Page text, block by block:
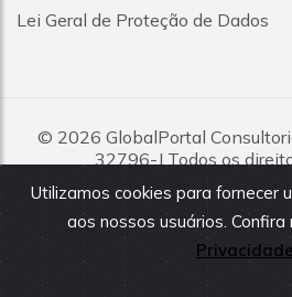
Utilizamos cookies para fornecer
aos nossos usuários. Confira
Lei Geral de Proteção de Dados
© 2026 GlobalPortal
32796-J Todos os
Todas as informações e valores
fornecidos pelos proprietários dos
alterações sem aviso prévio. Antes da